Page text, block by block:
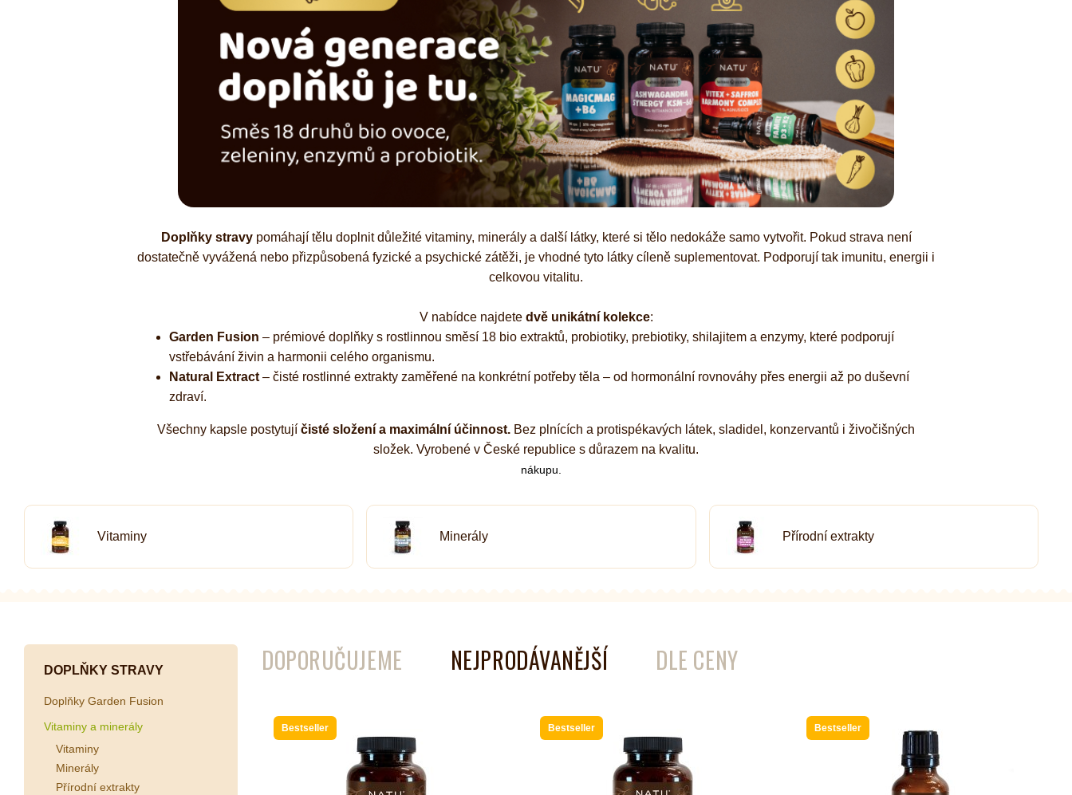
Porcované
Sypané
Láhve
Kokosové nádobí
Doplňky stravypomáhají tělu doplnit důležité vitaminy, minerály a další látky, které si tělo nedokáže samo vytvořit. Pokud strava není
dostatečně vyvážená nebo přizpůsobená fyzické a psychické zátěži, je vhodné tyto látky cíleně suplementovat. Podporují tak imunitu, energii i
celkovou vitalitu.
V nabídce najdete dvě unikátní kolekce:
Garden Fusion – prémiové doplňky s rostlinnou směsí 18 bio extraktů, probiotiky, prebiotiky, shilajitem a enzymy, které podporují
vstřebávání živin a harmonii celého organismu.
Natural Extract – čisté rostlinné extrakty zaměřené na konkrétní potřeby těla – od hormonální rovnováhy přes energii až po duševní
zdraví.
Všechny kapsle postytují čisté složení a maximální účinnost. Bez plnících a protispékavých látek, sladidel, konzervantů i živočišných
složek. Vyrobené v České republice s důrazem na kvalitu.
nákupu.
Vitaminy Minerály Přírodní extrakty
DOPLŇKY STRAVY
Doplňky Garden Fusion
Vitaminy a minerály
Vitaminy
Minerály
Přírodní extrakty
DOPORUČUJEME NEJPRODÁVANĚJŠÍ DLE CENY
Bestseller Bestseller Bestseller